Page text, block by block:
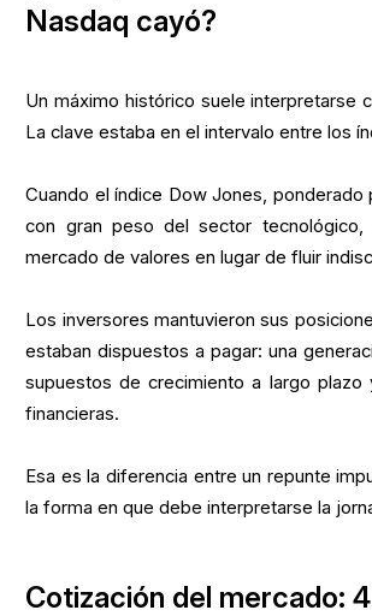
Nasdaq cayó?
Un máximo histórico suele interpretarse
La clave estaba en el intervalo entre los
Cuando el índice Dow Jones,
con gran peso del sector
mercado de valores en lugar de fluir
Los inversores mantuvieron sus
estaban dispuestos a pagar: una
supuestos de crecimiento a largo
financieras.
Esa es la diferencia entre un repunte
la forma en que debe interpretarse la
Cotización del mercado: